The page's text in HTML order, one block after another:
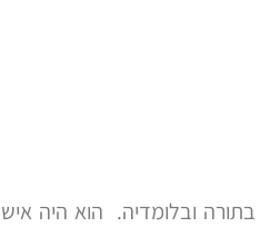
ובלומדיה. הוא היה איש